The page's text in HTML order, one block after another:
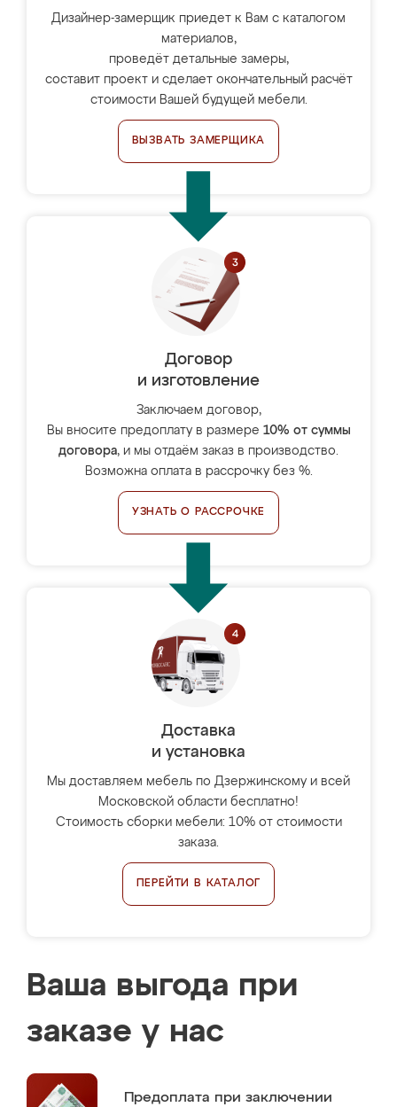
Дизайнер-замерщик приедет к Вам с каталогом
материалов,
проведёт детальные замеры,
составит проект и сделает окончательный расчёт
стоимости Вашей будущей мебели.
ВЫЗВАТЬ ЗАМЕРЩИКА
Договор
и изготовление
Заключаем договор,
Вы вносите предоплату в размере 10% от суммы
договора, и мы отдаём заказ в производство.
Возможна оплата в рассрочку без %.
УЗНАТЬ О РАССРОЧКЕ
Доставка
и установка
Мы доставляем мебель по Дзержинскому и всей
Московской области бесплатно!
Стоимость сборки мебели: 10% от стоимости
заказа.
ПЕРЕЙТИ В КАТАЛОГ
Ваша выгода при
заказе у нас
Предоплата при заключении